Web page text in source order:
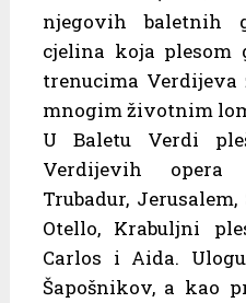
njegovih baletnih
cjelina koja
trenucima Verdijeva
mnogim životnim
U Baletu Verdi
Verdijevih opera
Trubadur,
Otello, Krabuljni
Carlos i Aida.
Šapošnikov, a kao